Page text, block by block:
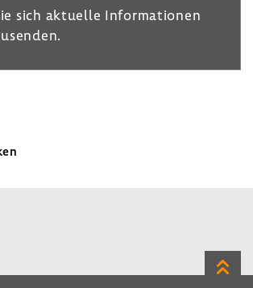
sich aktu­elle Infor­ma­tionen
Zum